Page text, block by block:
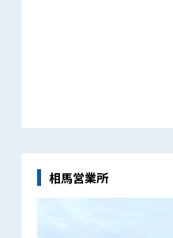
相馬営業所